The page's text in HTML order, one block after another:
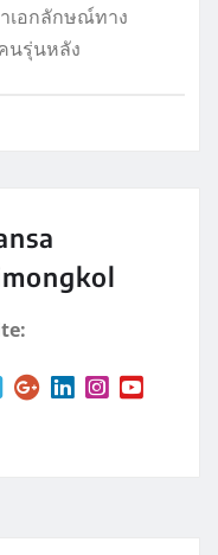
เอกลักษณ์ทาง
นรุ่นหลัง